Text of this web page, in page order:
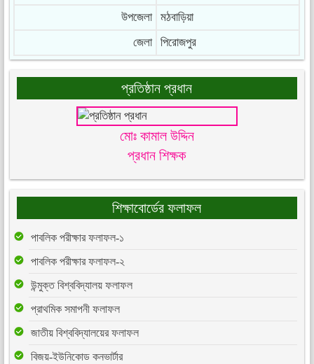
উপজেলা
মঠবাড়িয়া
জেলা
পিরোজপুর
প্রতিষ্ঠান প্রধান
মোঃ কামাল উদ্দিন
প্রধান শিক্ষক
শিক্ষাবোর্ডের ফলাফল
পাবলিক পরীক্ষার ফলাফল-১
পাবলিক পরীক্ষার ফলাফল-২
উন্মুক্ত বিশ্ববিদ্যালয় ফলাফল
প্রাথমিক সমাপনী ফলাফল
জাতীয় বিশ্ববিদ্যালয়ের ফলাফল
বিজয়-ইউনিকোড কনভার্টার